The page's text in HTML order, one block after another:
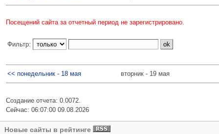
Посещений сайта за отчетный период не зарегистрировано.
Фильтр:
<< понедельник - 18 мая вторник - 19 мая
Создание отчета: 0.0072.
Сейчас: 06:07:00 09.08.2026
Новые сайты в рейтинге